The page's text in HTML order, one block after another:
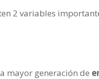
2 variables
mayor generación de